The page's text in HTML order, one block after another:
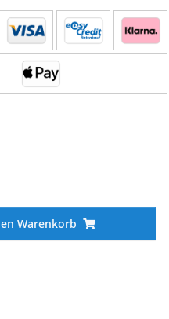
Warenkorb